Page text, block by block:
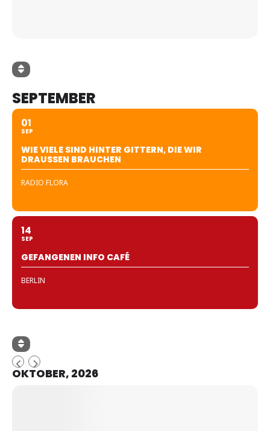
SEPTEMBER
01
SEP
WIE VIELE SIND HINTER GITTERN, DIE WIR
DRAUSSEN BRAUCHEN
RADIO FLORA
14
SEP
GEFANGENEN INFO CAFÉ
BERLIN
OKTOBER, 2026